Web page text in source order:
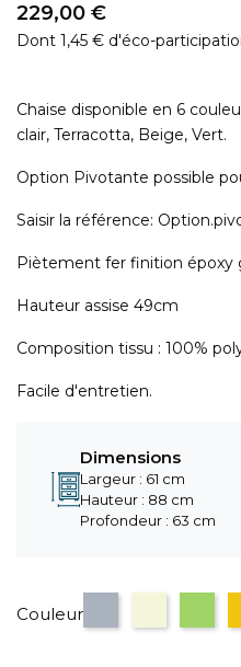
229,00 €
Dont 1,45 € d'éco-
Chaise disponible en 6
clair, Terracotta, Beige, Vert.
Option Pivotante possible
Saisir la référence:
Piètement fer finition époxy
Hauteur assise 49cm
Composition tissu : 100%
Facile d'entretien.
Dimensions
Largeur : 61 cm
Hauteur : 88 cm
Profondeur : 63 cm
Couleur